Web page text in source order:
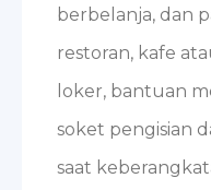
berbelanja, dan
restoran, kafe
loker, bantuan
soket pengisian
saat